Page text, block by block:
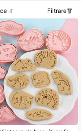
Filtrare